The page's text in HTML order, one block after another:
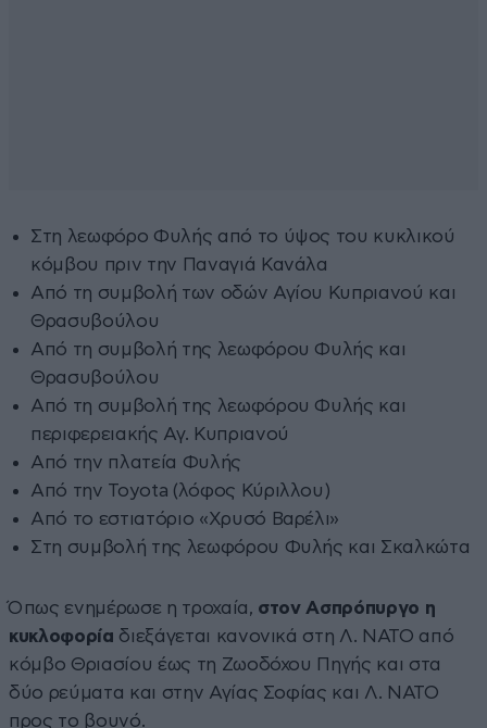
Στη λεωφόρο Φυλής από το ύψος του κυκλικού
κόμβου πριν την Παναγιά Κανάλα
Από τη συμβολή των οδών Αγίου Κυπριανού και
Θρασυβούλου
Από τη συμβολή της λεωφόρου Φυλής και
Θρασυβούλου
Από τη συμβολή της λεωφόρου Φυλής και
περιφερειακής Αγ. Κυπριανού
Από την πλατεία Φυλής
Από την Toyota (λόφος Κύριλλου)
Από το εστιατόριο «Χρυσό Βαρέλι»
Στη συμβολή της λεωφόρου Φυλής και Σκαλκώτα
Όπως ενημέρωσε η τροχαία, στον Ασπρόπυργο η
κυκλοφορία διεξάγεται κανονικά στη Λ. ΝΑΤΟ από
κόμβο Θριασίου έως τη Ζωοδόχου Πηγής και στα
δύο ρεύματα και στην Αγίας Σοφίας και Λ. ΝΑΤΟ
προς το βουνό.